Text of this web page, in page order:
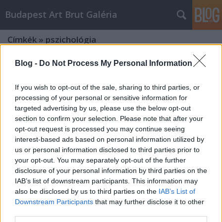
Blog - Do Not Process My Personal Information
If you wish to opt-out of the sale, sharing to third parties, or
processing of your personal or sensitive information for
targeted advertising by us, please use the below opt-out
section to confirm your selection. Please note that after your
opt-out request is processed you may continue seeing
interest-based ads based on personal information utilized by
us or personal information disclosed to third parties prior to
your opt-out. You may separately opt-out of the further
disclosure of your personal information by third parties on the
IAB’s list of downstream participants. This information may
also be disclosed by us to third parties on the IAB’s List of
Downstream Participants that may further disclose it to other
Budapest Art Brut Galéria
Címkék » pszichológia
A valóság képei a Budapest Art Brut
Galériában – kiállítás nyílt a
PsychArt24 művészeti maratonon
készült képekből
Budapest Art Brut Galéria•2011. október 30.
A Budapest Art Brut Galériában 2011. október 25-
én, a PsychArt24 művészeti maratonon készült
alkotásokból nyílt kiállítás. A nemzetközi szinten is
egyedülálló kezdeményezés során 157 alkotó 257
képet készített a rendezvény 24 órája alatt. A